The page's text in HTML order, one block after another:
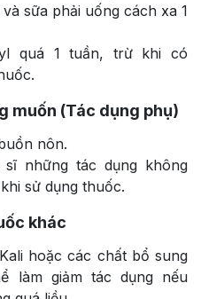
sữa phải uống cách xa 1
quá 1 tuần, trừ khi có
muốn (Tác dụng phụ)
nôn.
những tác dụng không
sử dụng thuốc.
khác
hoặc các chất bổ sung
làm giảm tác dụng nếu